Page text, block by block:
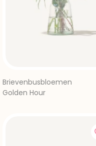
Brievenbusbloemen
Golden Hour